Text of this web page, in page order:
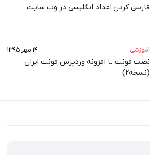
فارسی کردن اعداد انگلیسی در وب‌ سایت
آموزشی ۱۴ مهر ۱۳۹۵
نصب فونت با افزونه وردپرس فونت ایران
(نسخه2)